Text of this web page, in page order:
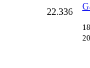
22.336